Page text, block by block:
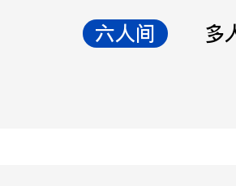
六人间
多